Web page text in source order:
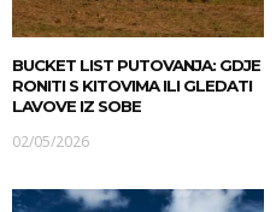
BUCKET LIST PUTOVANJA: GDJE
RONITI S KITOVIMA ILI GLEDATI
LAVOVE IZ SOBE
02/05/2026